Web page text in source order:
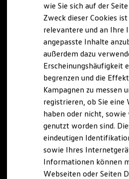
Fahrerassistenz-
Kontrollleuchten
Kurzfahrprofile und
XTL-
Ersatzteile und
Original Zubehör und
myVolkswagen
myVolkswagen Business
Elektrisch & Autonom
Elektro - &
Unser Ansatz
Klimafreundlicher
Reichweite &
Ladezeitensimulator
Ladelösungen für
Ladelösungen für
Wallbox und
wie Sie sich auf der
Zweck dieser Cookies
relevantere und an Ihre
angepasste Inhalte
außerdem dazu
Erscheinungshäufigkeit
begrenzen und die
Kampagnen zu messen
registrieren, ob Sie eine
haben oder nicht,
genutzt worden sind.
eindeutigen
sowie Ihres
Informationen können
Webseiten oder Seiten